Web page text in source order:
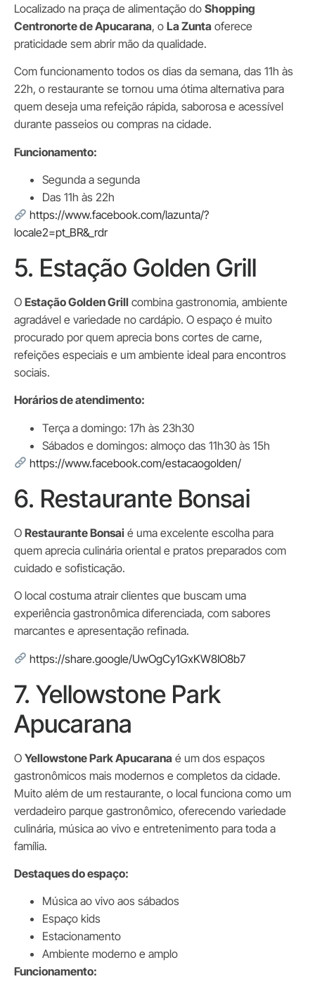
Localizado na praça de alimentação do Shopping
Centronorte de Apucarana, o La Zunta oferece
praticidade sem abrir mão da qualidade.
Com funcionamento todos os dias da semana, das 11h às
22h, o restaurante se tornou uma ótima alternativa para
quem deseja uma refeição rápida, saborosa e acessível
durante passeios ou compras na cidade.
Funcionamento:
Segunda a segunda
Das 11h às 22h
https://www.facebook.com/lazunta/?
locale2=pt_BR&_rdr
5. Estação Golden Grill
O Estação Golden Grill combina gastronomia, ambiente
agradável e variedade no cardápio. O espaço é muito
procurado por quem aprecia bons cortes de carne,
refeições especiais e um ambiente ideal para encontros
sociais.
Horários de atendimento:
Terça a domingo: 17h às 23h30
Sábados e domingos: almoço das 11h30 às 15h
https://www.facebook.com/estacaogolden/
6. Restaurante Bonsai
O Restaurante Bonsai é uma excelente escolha para
quem aprecia culinária oriental e pratos preparados com
cuidado e sofisticação.
O local costuma atrair clientes que buscam uma
experiência gastronômica diferenciada, com sabores
marcantes e apresentação refinada.
https://share.google/UwOgCy1GxKW8IO8b7
7. Yellowstone Park
Apucarana
O Yellowstone Park Apucarana é um dos espaços
gastronômicos mais modernos e completos da cidade.
Muito além de um restaurante, o local funciona como um
verdadeiro parque gastronômico, oferecendo variedade
culinária, música ao vivo e entretenimento para toda a
família.
Destaques do espaço:
Música ao vivo aos sábados
Espaço kids
Estacionamento
Ambiente moderno e amplo
Funcionamento: